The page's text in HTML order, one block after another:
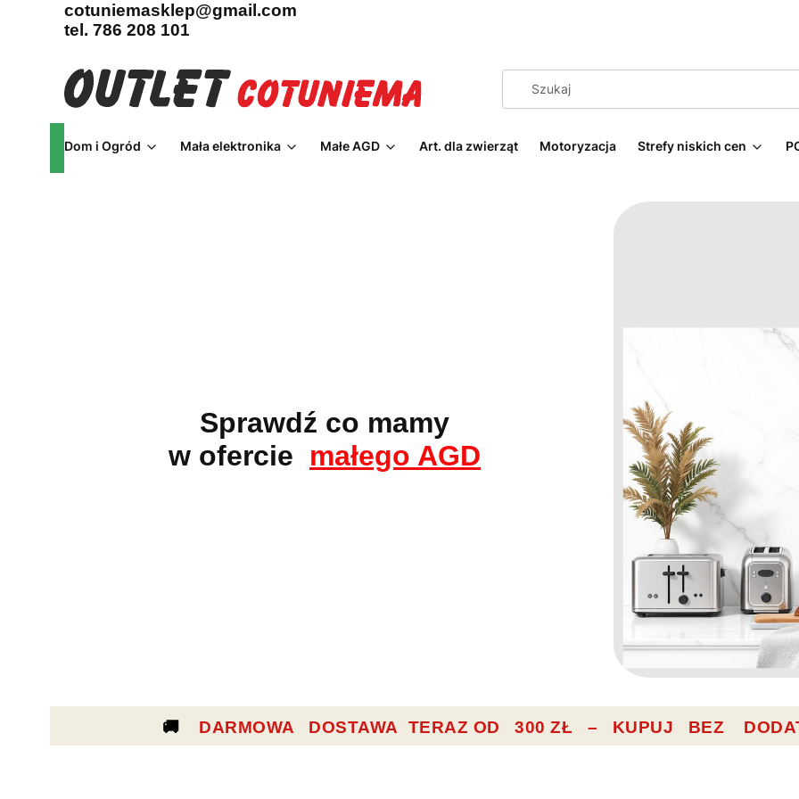
cotuniemasklep@gmail.com
tel. 786 208 101
Dom i Ogród Mała elektronika Małe AGD Art. dla zwierząt Motoryzacja Strefy niskich cen
Sprawdź co mamy
w ofercie małego AGD
🚚 DARMOWA DOSTAWA TERAZ OD 300 ZŁ – KUPUJ BEZ